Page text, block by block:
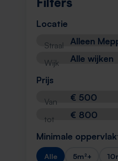
Locatie
Straal
Wijk
Prijs
Van
tot
Minimale
Alle 5m²+